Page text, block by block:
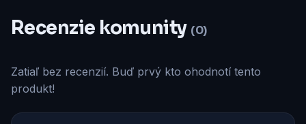
Recenzie komunity (0)
Zatiaľ bez recenzií. Buď prvý kto ohodnotí tento
produkt!